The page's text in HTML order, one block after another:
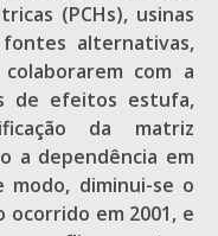
(PCHs), usinas
fontes alternativas,
com a
de efeitos estufa,
da matriz
a dependência em
modo, diminui-se o
ocorrido em 2001, e